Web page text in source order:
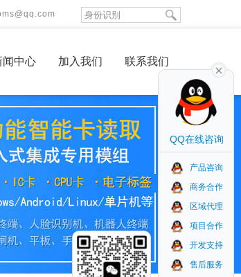
闻中心 加入我们 联系我们
QQ在线咨询
产品咨询
商务合作
区域代理
项目合作
开发支持
售后服务